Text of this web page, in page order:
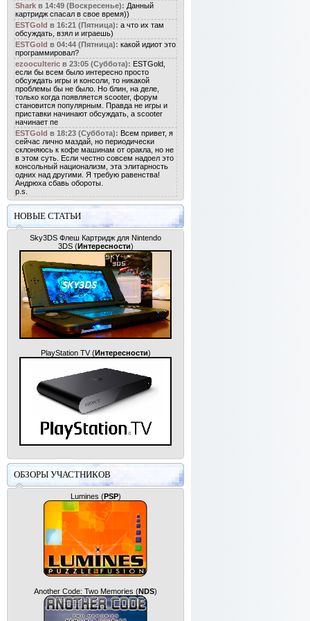
Shark в 14:49 (Воскресенье): Данный
картридж спасал в свое время))
ESTGold в 16:21 (Пятница): а что их там
обсуждать, взял и играешь)
ESTGold в 04:44 (Пятница): какой идиот это
программировал?
ezooculteric в 23:05 (Суббота): ESTGold,
если бы всем было интересно просто
обсуждать игры и консоли, то никакой
проблемы бы не было. Но блин, на деле,
только когда появляется scooter, форум
становится популярным. Правда не игры и
приставки начинают обсуждать, а scooter
начинает пе
ESTGold в 18:23 (Суббота): Всем привет, я
сейчас лично маздай, но периодически
склоняюсь к кофе машинам от оракла, но не
в этом суть. Если честно совсем надоел это
консольный национализм, эта элитарность
одних над другими. Я требую равенства!
Андрюха сбавь обороты.
p.s.
НОВЫЕ СТАТЬИ
Sky3DS Флеш Картридж для Nintendo
3DS (Интересности)
PlayStation TV(Интересности)
ОБЗОРЫ УЧАСТНИКОВ
Lumines (PSP)
Another Code: Two Memories (NDS)